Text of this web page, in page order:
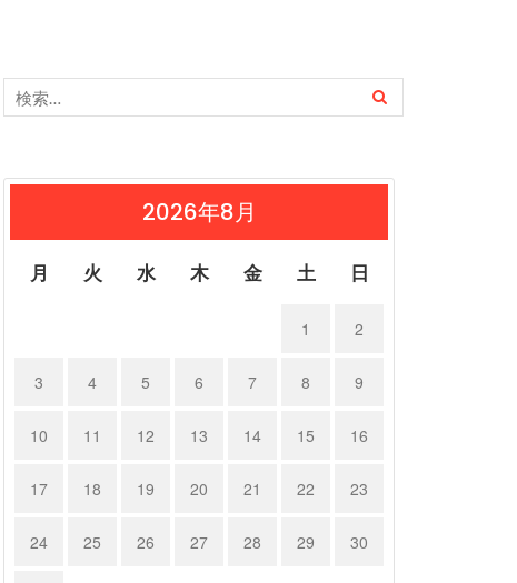
2026年8月
月 火 水 木 金 土 日
1 2
3 4 5 6 7 8 9
10 11 12 13 14 15 16
17 18 19 20 21 22 23
24 25 26 27 28 29 30